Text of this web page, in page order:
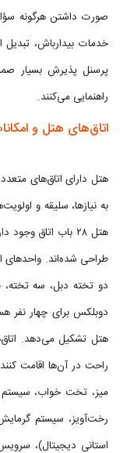
صورت داشتن هرگونه
خدمات بیدارباش،
پرسنل پذیرش بسیار
راهنمایی می‌کنند.
اتاق‌های هتل و
هتل دارای اتاق‌های
به نیازها، سلیقه و
هتل ۲۸ باب اتاق
طراحی شده‌اند. واحدهای
دو تخته دبل، سه
دوبلکس برای چهار نفر
هتل تشکیل می‌دهد.
راحت در آن‌ها اقامت
میز، تخت خواب، سیستم
رخت‌آویز، سیستم
استانی دیجیتال)،